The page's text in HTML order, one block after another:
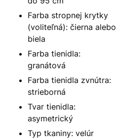
Farba stropnej krytky
(voliteľná): čierna alebo
biela
Farba tienidla:
granátová
Farba tienidla zvnútra:
strieborná
Tvar tienidla:
asymetrický
Typ tkaniny: velúr